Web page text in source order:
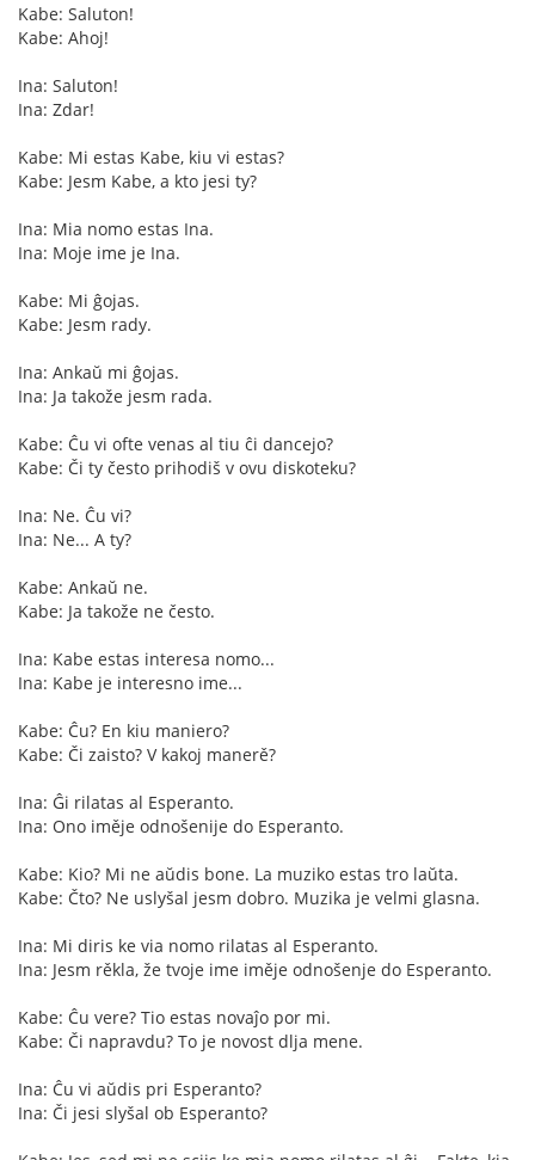
Kabe: Saluton!
Kabe: Ahoj!
Ina: Saluton!
Ina: Zdar!
Kabe: Mi estas Kabe, kiu vi estas?
Kabe: Jesm Kabe, a kto jesi ty?
Ina: Mia nomo estas Ina.
Ina: Moje ime je Ina.
Kabe: Mi ĝojas.
Kabe: Jesm rady.
Ina: Ankaŭ mi ĝojas.
Ina: Ja takože jesm rada.
Kabe: Ĉu vi ofte venas al tiu ĉi dancejo?
Kabe: Či ty često prihodiš v ovu diskoteku?
Ina: Ne. Ĉu vi?
Ina: Ne... A ty?
Kabe: Ankaŭ ne.
Kabe: Ja takože ne često.
Ina: Kabe estas interesa nomo...
Ina: Kabe je interesno ime...
Kabe: Ĉu? En kiu maniero?
Kabe: Či zaisto? V kakoj manerě?
Ina: Ĝi rilatas al Esperanto.
Ina: Ono iměje odnošenije do Esperanto.
Kabe: Kio? Mi ne aŭdis bone. La muziko estas tro laŭta.
Kabe: Čto? Ne uslyšal jesm dobro. Muzika je velmi glasna.
Ina: Mi diris ke via nomo rilatas al Esperanto.
Ina: Jesm rěkla, že tvoje ime iměje odnošenje do Esperanto.
Kabe: Ĉu vere? Tio estas novaĵo por mi.
Kabe: Či napravdu? To je novost dlja mene.
Ina: Ĉu vi aŭdis pri Esperanto?
Ina: Či jesi slyšal ob Esperanto?